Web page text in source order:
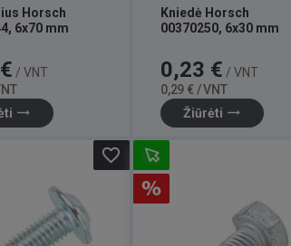
Horsch
6x70 mm
/ VNT
Bazinė
trending_flat
Kniedė Horsch
00370250, 6x30 mm
Kaina
0,23 € / VNT
Bazinė
0,29 € / VNT
Žiūrėti trending_flat
favorite_border